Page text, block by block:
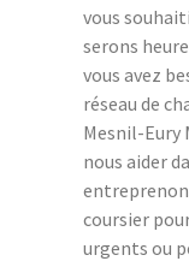
vous
serons
vous avez
réseau de
Mesnil-Eury
nous aider
coursier
urgents ou